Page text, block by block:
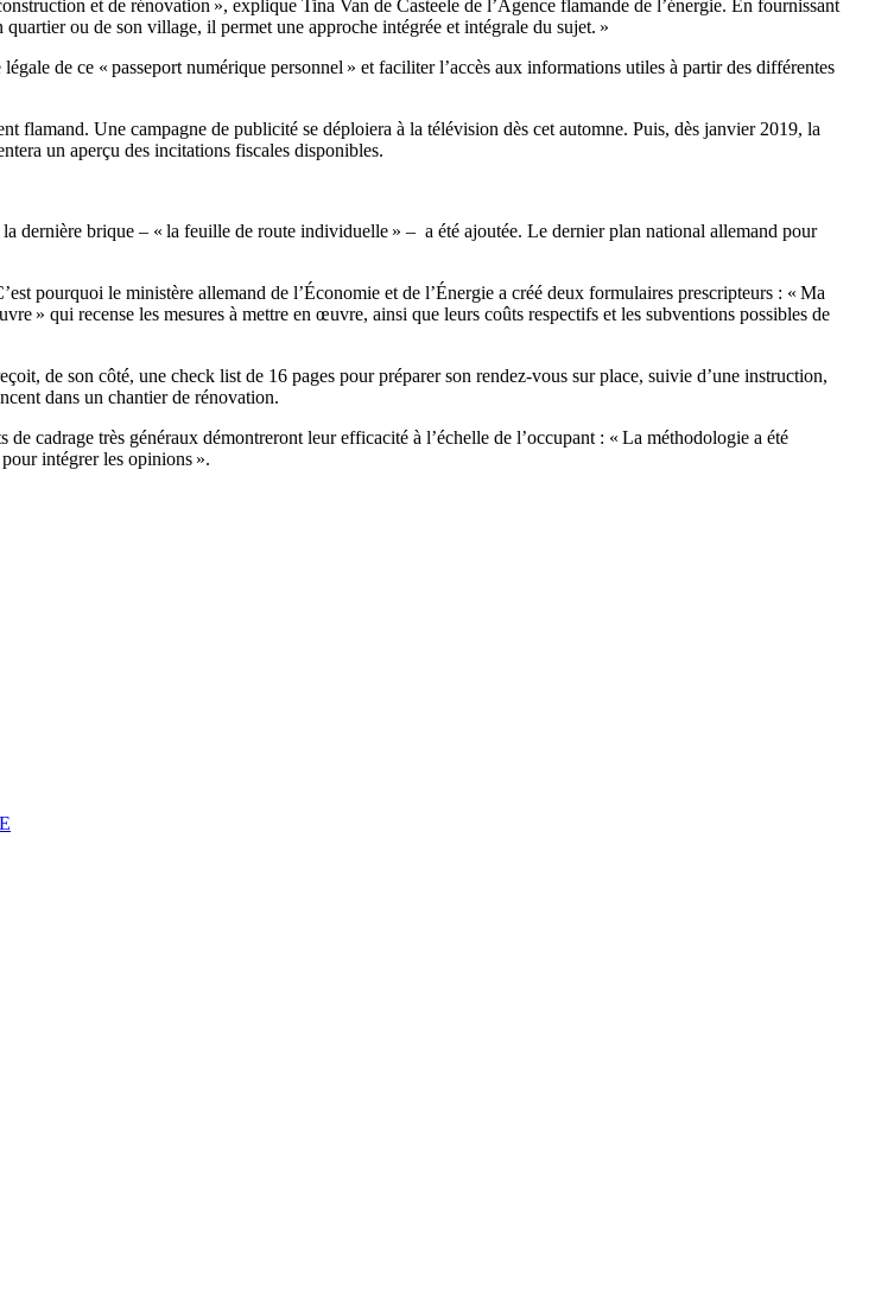
et de rénovation », explique Tina Van de Casteele de l’Agence flamande de l’énergie. En fournissant
ou de son village, il permet une approche intégrée et intégrale du sujet. »
de ce « passeport numérique personnel » et faciliter l’accès aux informations utiles à partir des différentes
flamand. Une campagne de publicité se déploiera à la télévision dès cet automne. Puis, dès janvier 2019, la
un aperçu des incitations fiscales disponibles.
dernière brique – « la feuille de route individuelle » – a été ajoutée. Le dernier plan national allemand pour
pourquoi le ministère allemand de l’Économie et de l’Énergie a créé deux formulaires prescripteurs : « Ma
» qui recense les mesures à mettre en œuvre, ainsi que leurs coûts respectifs et les subventions possibles de
de son côté, une check list de 16 pages pour préparer son rendez-vous sur place, suivie d’une instruction,
dans un chantier de rénovation.
cadrage très généraux démontreront leur efficacité à l’échelle de l’occupant : « La méthodologie a été
intégrer les opinions ».